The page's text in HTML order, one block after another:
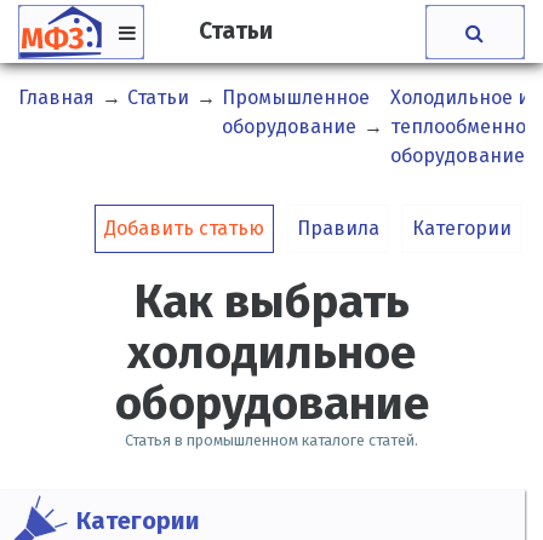
Статьи
Главная → Статьи → Промышленное
оборудование →
Холодильное и
теплообменное
оборудование
Добавить статью Правила Категории
Как выбрать
холодильное
оборудование
Статья в промышленном каталоге статей.
Категории